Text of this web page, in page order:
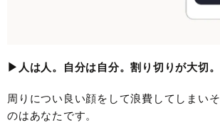
▶︎人は人。自分は自分。割り切りが大切。
周りについ良い顔をして浪費してしまい
のはあなたです。